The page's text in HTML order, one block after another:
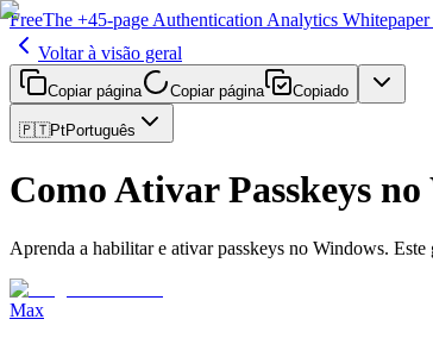
FreeThe +45-page Authentication Analytics Whitepaper
Voltar à visão geral
Copiar página Copiar página Copiado
🇵🇹PtPortuguês
Como Ativar Passkeys
Aprenda a habilitar e ativar passkeys no Windows.
Max